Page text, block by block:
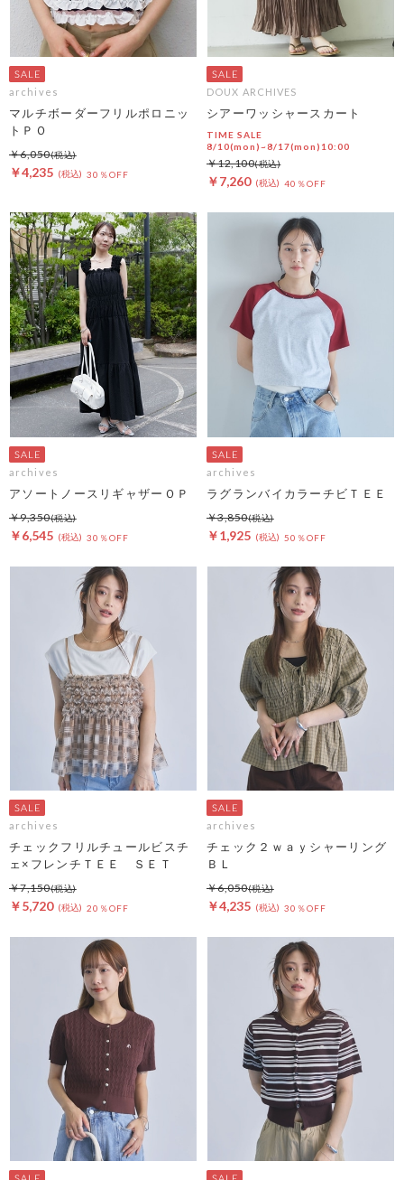
archives
マルチボーダーフリルポロニッ
トＰＯ
￥4,235 30％OFF
￥6,050
DOUX ARCHIVES
シアーワッシャースカート
TIME SALE
8/10(mon)~8/17(mon)10:00
￥7,260 40％OFF
￥12,100
archives
アソートノースリギャザーＯＰ
￥6,545 30％OFF
￥9,350
archives
ラグランバイカラーチビＴＥＥ
￥1,925 50％OFF
￥3,850
archives
チェックフリルチュールビスチ
ェ×フレンチＴＥＥ ＳＥＴ
￥5,720 20％OFF
￥7,150
archives
チェック２ｗａｙシャーリング
ＢＬ
￥4,235 30％OFF
￥6,050